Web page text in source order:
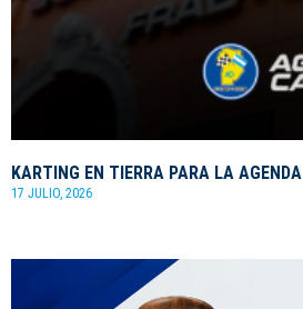
KARTING EN TIERRA PARA LA AGENDA
17 JULIO, 2026